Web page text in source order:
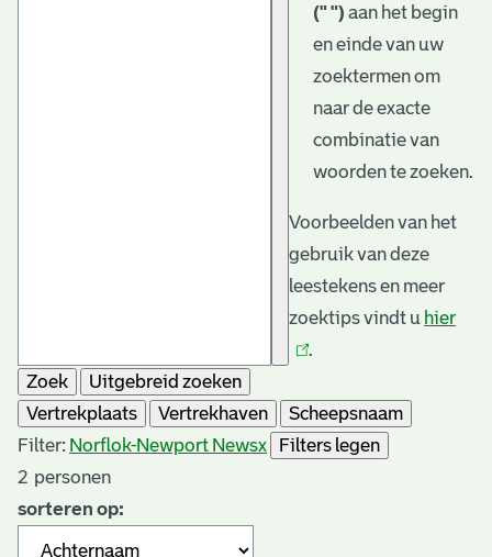
(" ") aan het begin
en einde van uw
zoektermen om
naar de exacte
combinatie van
woorden te zoeken.
Voorbeelden van het
gebruik van deze
leestekens en meer
zoektips vindt u hier
.
Zoek
Uitgebreid zoeken
Vertrekplaats
Vertrekhaven
Scheepsnaam
Filter: Norflok-Newport Newsx
Filters legen
2 personen
sorteren op: